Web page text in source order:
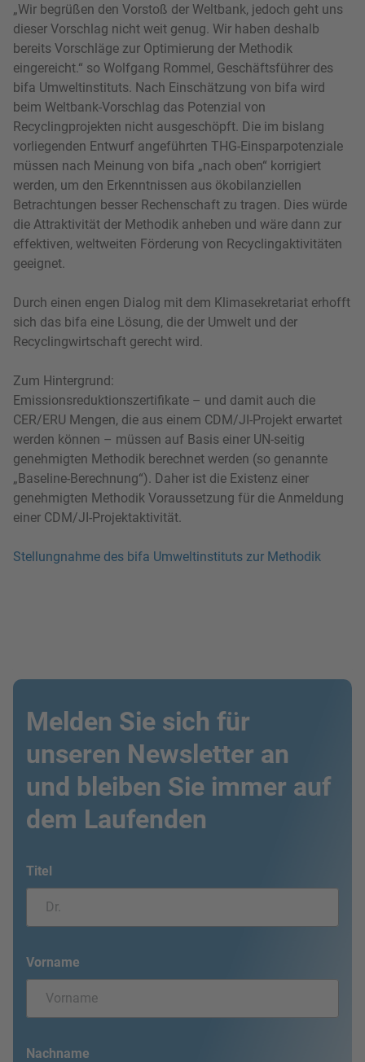
„Wir begrüßen den Vorstoß der Weltbank, jedoch geht uns
dieser Vorschlag nicht weit genug. Wir haben deshalb
bereits Vorschläge zur Optimierung der Methodik
eingereicht.“ so Wolfgang Rommel, Geschäftsführer des
bifa Umweltinstituts. Nach Einschätzung von bifa wird
beim Weltbank-Vorschlag das Potenzial von
Recyclingprojekten nicht ausgeschöpft. Die im bislang
vorliegenden Entwurf angeführten THG-Einsparpotenziale
müssen nach Meinung von bifa „nach oben“ korrigiert
werden, um den Erkenntnissen aus ökobilanziellen
Betrachtungen besser Rechenschaft zu tragen. Dies würde
die Attraktivität der Methodik anheben und wäre dann zur
effektiven, weltweiten Förderung von Recyclingaktivitäten
geeignet.
Durch einen engen Dialog mit dem Klimasekretariat erhofft
sich das bifa eine Lösung, die der Umwelt und der
Recyclingwirtschaft gerecht wird.
Zum Hintergrund:
Emissionsreduktionszertifikate – und damit auch die
CER/ERU Mengen, die aus einem CDM/JI-Projekt erwartet
werden können – müssen auf Basis einer UN-seitig
genehmigten Methodik berechnet werden (so genannte
„Baseline-Berechnung“). Daher ist die Existenz einer
genehmigten Methodik Voraussetzung für die Anmeldung
einer CDM/JI-Projektaktivität.
Stellungnahme des bifa Umweltinstituts zur Methodik
Melden Sie sich für
unseren Newsletter an
und bleiben Sie immer auf
dem Laufenden
Titel
Vorname
Nachname